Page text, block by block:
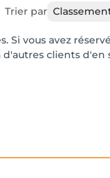
Trier par
Si vous avez
clients d'en